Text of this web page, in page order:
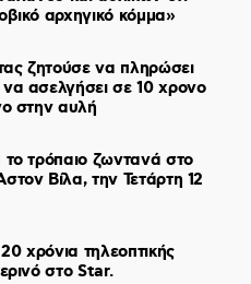
αρχηγικό κόμμα»
ζητούσε να πληρώσει
ασελγήσει σε 10 χρονο
στην αυλή
τρόπαιο ζωντανά στο
Βίλα, την Τετάρτη 12
χρόνια τηλεοπτικής
στο Star.